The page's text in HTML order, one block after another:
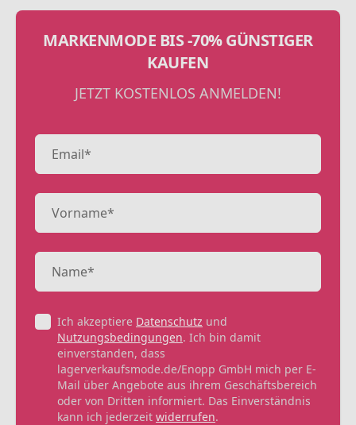
MARKENMODE BIS -70% GÜNSTIGER
KAUFEN
JETZT KOSTENLOS ANMELDEN!
Ich akzeptiere Datenschutz und
Nutzungsbedingungen. Ich bin damit
einverstanden, dass
lagerverkaufsmode.de/Enopp GmbH mich per E-
Mail über Angebote aus ihrem Geschäftsbereich
oder von Dritten informiert. Das Einverständnis
kann ich jederzeit widerrufen.